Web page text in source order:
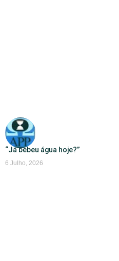
“Já bebeu água hoje?”
6 Julho, 2026